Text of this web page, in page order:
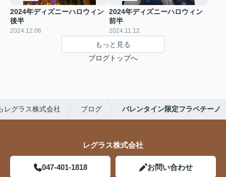
2024年ディズニーハロウィン
後半
2024.12.06
2024年ディズニーハロウィン
前半
2024.11.12
もっと見る
ブログトップへ
レグラス株式会社 ブログ バレンタイン限定フラペチーノ
レグラス株式会社
047-401-1818 お問い合わせ